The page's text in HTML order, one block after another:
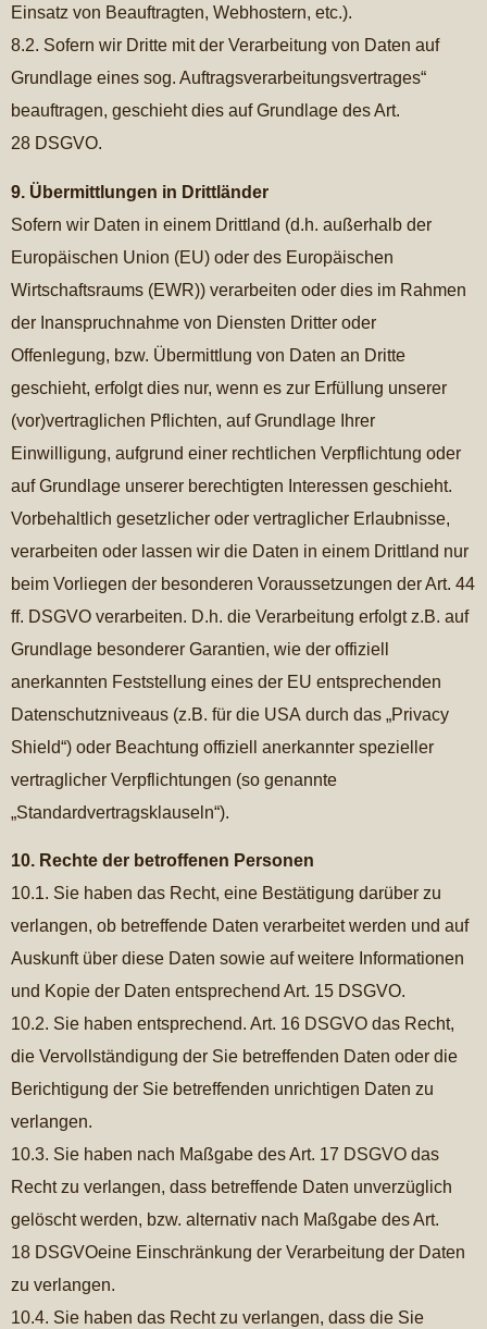
Einsatz von Beauftragten, Webhostern, etc.).
8.2. Sofern wir Dritte mit der Verarbeitung von Daten auf
Grundlage eines sog. Auftragsverarbeitungsvertrages“
beauftragen, geschieht dies auf Grundlage des Art.
28 DSGVO.
9. Übermittlungen in Drittländer
Sofern wir Daten in einem Drittland (d.h. außerhalb der
Europäischen Union (EU) oder des Europäischen
Wirtschaftsraums (EWR)) verarbeiten oder dies im Rahmen
der Inanspruchnahme von Diensten Dritter oder
Offenlegung, bzw. Übermittlung von Daten an Dritte
geschieht, erfolgt dies nur, wenn es zur Erfüllung unserer
(vor)vertraglichen Pflichten, auf Grundlage Ihrer
Einwilligung, aufgrund einer rechtlichen Verpflichtung oder
auf Grundlage unserer berechtigten Interessen geschieht.
Vorbehaltlich gesetzlicher oder vertraglicher Erlaubnisse,
verarbeiten oder lassen wir die Daten in einem Drittland nur
beim Vorliegen der besonderen Voraussetzungen der Art. 44
ff. DSGVO verarbeiten. D.h. die Verarbeitung erfolgt z.B. auf
Grundlage besonderer Garantien, wie der offiziell
anerkannten Feststellung eines der EU entsprechenden
Datenschutzniveaus (z.B. für die USA durch das „Privacy
Shield“) oder Beachtung offiziell anerkannter spezieller
vertraglicher Verpflichtungen (so genannte
„Standardvertragsklauseln“).
10. Rechte der betroffenen Personen
10.1. Sie haben das Recht, eine Bestätigung darüber zu
verlangen, ob betreffende Daten verarbeitet werden und auf
Auskunft über diese Daten sowie auf weitere Informationen
und Kopie der Daten entsprechend Art. 15 DSGVO.
10.2. Sie haben entsprechend. Art. 16 DSGVO das Recht,
die Vervollständigung der Sie betreffenden Daten oder die
Berichtigung der Sie betreffenden unrichtigen Daten zu
verlangen.
10.3. Sie haben nach Maßgabe des Art. 17 DSGVO das
Recht zu verlangen, dass betreffende Daten unverzüglich
gelöscht werden, bzw. alternativ nach Maßgabe des Art.
18 DSGVOeine Einschränkung der Verarbeitung der Daten
zu verlangen.
10.4. Sie haben das Recht zu verlangen, dass die Sie